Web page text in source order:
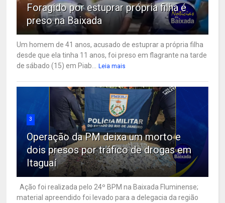
Foragido por estuprar própria filha é
preso na Baixada
Um homem de 41 anos, acusado de estuprar a própria filha
desde que ela tinha 11 anos, foi preso em flagrante na tarde
de sábado (15) em Piab...
Leia mais
3
Operação da PM deixa um morto e
dois presos por tráfico de drogas em
Itaguaí
Ação foi realizada pelo 24º BPM na Baixada Fluminense;
material apreendido foi levado para a delegacia da região